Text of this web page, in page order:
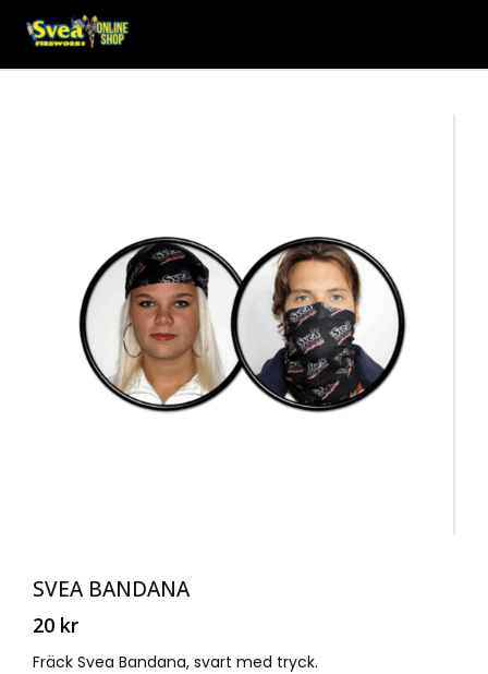
SVEA BANDANA
20 kr
Fräck Svea Bandana, svart med tryck.